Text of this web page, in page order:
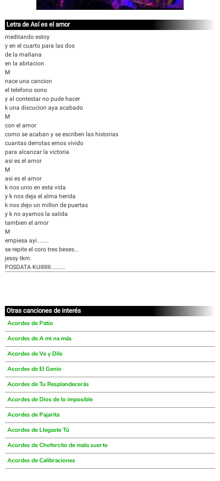
Letra de Así es el amor
meditando estoy
y en el cuarto para las dos
de la mañana
en la abitacion
M
nace una cancion
el telefono sono
y al contestar no pude hacer
k una discucion aya acabado
M
con el amor
como se acaban y se escriben las historias
cuantas derrotas emos vivido
para alcanzar la victoria
asi es el amor
M
asi es el amor
k nos unio en esta vida
y k nos deja el alma herida
k nos dejo un millon de puertas
y k no ayamos la salida
tambien el amor
M
empiesa ayi........
se repite el coro tres beses...
jessy tkm.
POSDATA KUIIIIIII..........
Otras canciones de interés
Acordes de Patio
Acordes de A mi na más
Acordes de Ve y Dile
Acordes de El Genio
Acordes de Tu Resplandecerás
Acordes de Dios de lo imposible
Acordes de Pajarita
Acordes de Llegaste Tú
Acordes de Chofercito de mala suerte
Acordes de Calibraciones